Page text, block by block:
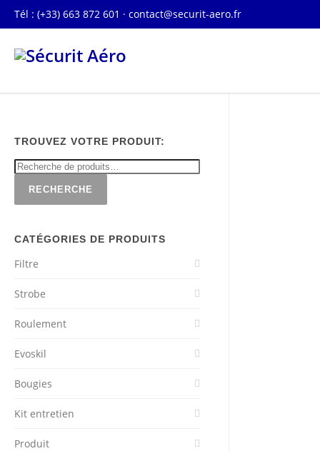
Tél : (+33) 663 872 601 · contact@securit-aero.fr
TROUVEZ VOTRE PRODUIT:
RECHERCHE
CATÉGORIES DE PRODUITS
Filtre
Strobe
Roulement
Evoskil
Bougies
Kit entretien
Produit